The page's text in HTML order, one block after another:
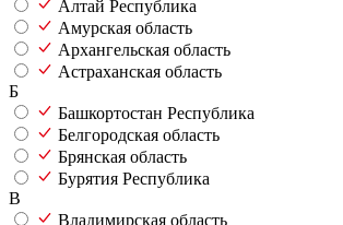
Алтай Республика
Амурская область
Архангельская область
Астраханская область
Б
Башкортостан Республика
Белгородская область
Брянская область
Бурятия Республика
В
Владимирская область